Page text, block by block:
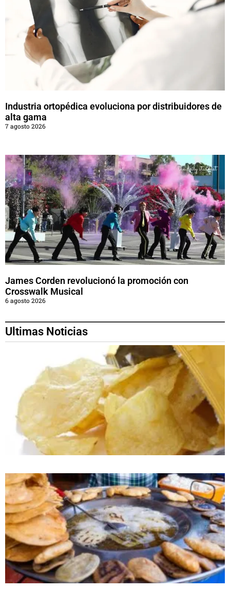
Industria ortopédica evoluciona por distribuidores de
alta gama
7 agosto 2026
James Corden revolucionó la promoción con
Crosswalk Musical
6 agosto 2026
Ultimas Noticias